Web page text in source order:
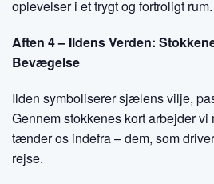
oplevelser i et trygt og fortroligt rum.
Aften 4 – Ildens Verden:
Bevægelse
Ilden symboliserer sjælens vilje,
Gennem stokkenes kort arbejder vi
tænder os indefra – dem, som
rejse.